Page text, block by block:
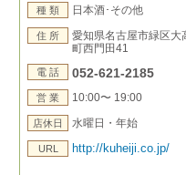
種 類 日本酒･その他
住 所
愛知県名古屋市緑区大
町西門田41
電 話 052-621-2185
営 業 10:00〜 19:00
店休日 水曜日・年始
URL http://kuheiji.co.jp/